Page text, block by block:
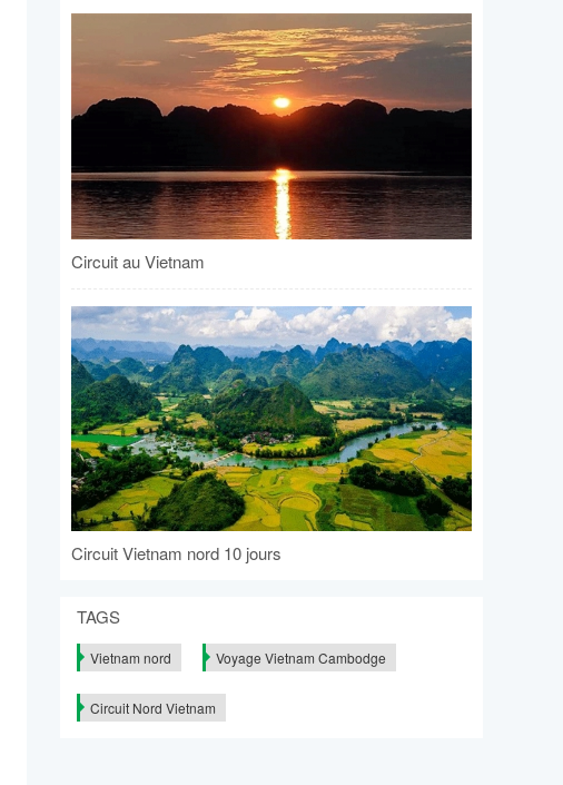
Circuit au Vietnam
Circuit Vietnam nord 10 jours
TAGS
Vietnam nord Voyage Vietnam Cambodge
Circuit Nord Vietnam